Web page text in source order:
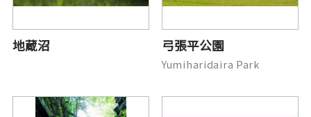
地蔵沼 弓張平公園
Yumiharidaira Park